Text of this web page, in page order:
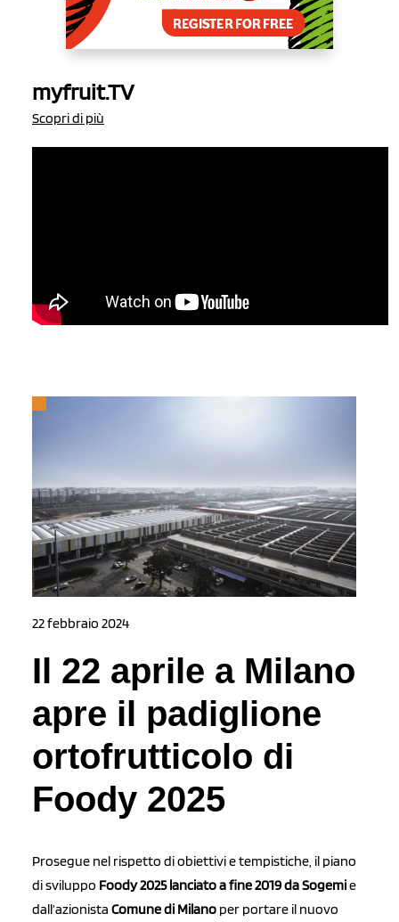
myfruit.TV
Scopri di più
22 febbraio 2024
Il 22 aprile a Milano
apre il padiglione
ortofrutticolo di
Foody 2025
Prosegue nel rispetto di obiettivi e tempistiche, il piano
di sviluppo Foody 2025 lanciato a fine 2019 da Sogemie
dall’azionista Comune di Milano per portare il nuovo